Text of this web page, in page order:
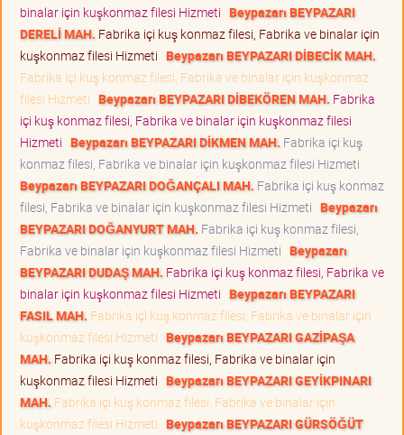
binalar için kuşkonmaz filesi Hizmeti Beypazarı BEYPAZARI
DERELİ MAH. Fabrika içi kuş konmaz filesi, Fabrika ve binalar için
kuşkonmaz filesi Hizmeti Beypazarı BEYPAZARI DİBECİK MAH.
Fabrika içi kuş konmaz filesi, Fabrika ve binalar için kuşkonmaz
filesi Hizmeti Beypazarı BEYPAZARI DİBEKÖREN MAH. Fabrika
içi kuş konmaz filesi, Fabrika ve binalar için kuşkonmaz filesi
Hizmeti Beypazarı BEYPAZARI DİKMEN MAH. Fabrika içi kuş
konmaz filesi, Fabrika ve binalar için kuşkonmaz filesi Hizmeti
Beypazarı BEYPAZARI DOĞANÇALI MAH. Fabrika içi kuş konmaz
filesi, Fabrika ve binalar için kuşkonmaz filesi Hizmeti Beypazarı
BEYPAZARI DOĞANYURT MAH. Fabrika içi kuş konmaz filesi,
Fabrika ve binalar için kuşkonmaz filesi Hizmeti Beypazarı
BEYPAZARI DUDAŞ MAH. Fabrika içi kuş konmaz filesi, Fabrika ve
binalar için kuşkonmaz filesi Hizmeti Beypazarı BEYPAZARI
FASIL MAH. Fabrika içi kuş konmaz filesi, Fabrika ve binalar için
kuşkonmaz filesi Hizmeti Beypazarı BEYPAZARI GAZİPAŞA
MAH. Fabrika içi kuş konmaz filesi, Fabrika ve binalar için
kuşkonmaz filesi Hizmeti Beypazarı BEYPAZARI GEYİKPINARI
MAH. Fabrika içi kuş konmaz filesi, Fabrika ve binalar için
kuşkonmaz filesi Hizmeti Beypazarı BEYPAZARI GÜRSÖĞÜT